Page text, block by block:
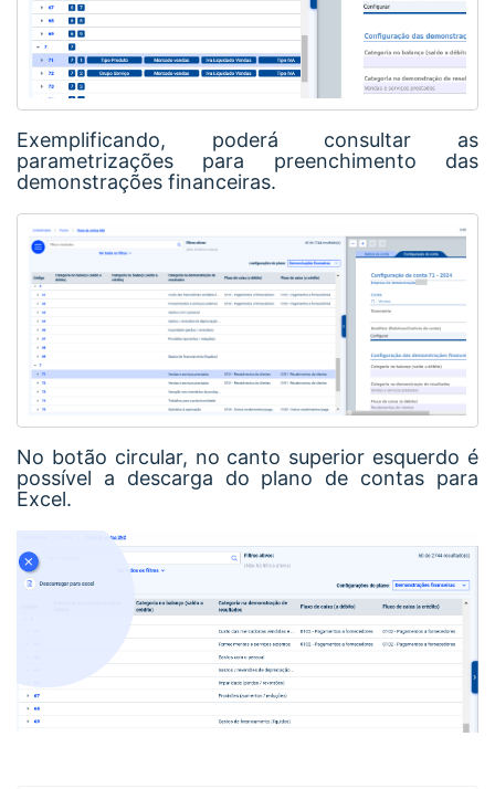
Exemplificando, poderá consultar as
parametrizações para preenchimento das
demonstrações financeiras.
No botão circular, no canto superior esquerdo é
possível a descarga do plano de contas para
Excel.